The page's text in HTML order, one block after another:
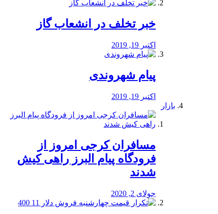
خبر تخلف در انشعاب گاز
اکتبر 19, 2019
پیام شهروندی
اکتبر 19, 2019
بازار
مسافران کرجی امروز از
فرودگاه پیام البرز راهی کیش
شدند
جولای 2, 2020